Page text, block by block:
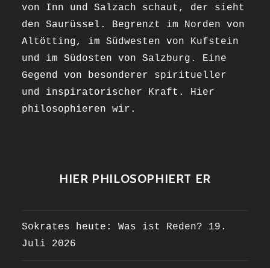
von Inn und Salzach schaut, der sieht
den Saurüssel. Begrenzt im Norden von
Altötting, im Südwesten von Kufstein
und im Südosten von Salzburg. Eine
Gegend von besonderer spiritueller
und inspiratorischer Kraft. Hier
philosophieren wir.
HIER PHILOSOPHIERT ER
Sokrates heute: Was ist Reden?
19.
Juli 2026